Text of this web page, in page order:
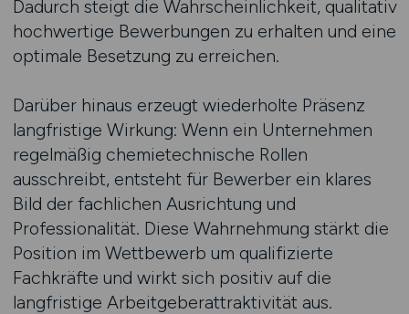
Dadurch steigt die Wahrscheinlichkeit, qualitativ
hochwertige Bewerbungen zu erhalten und eine
optimale Besetzung zu erreichen.
Darüber hinaus erzeugt wiederholte Präsenz
langfristige Wirkung: Wenn ein Unternehmen
regelmäßig chemietechnische Rollen
ausschreibt, entsteht für Bewerber ein klares
Bild der fachlichen Ausrichtung und
Professionalität. Diese Wahrnehmung stärkt die
Position im Wettbewerb um qualifizierte
Fachkräfte und wirkt sich positiv auf die
langfristige Arbeitgeberattraktivität aus.